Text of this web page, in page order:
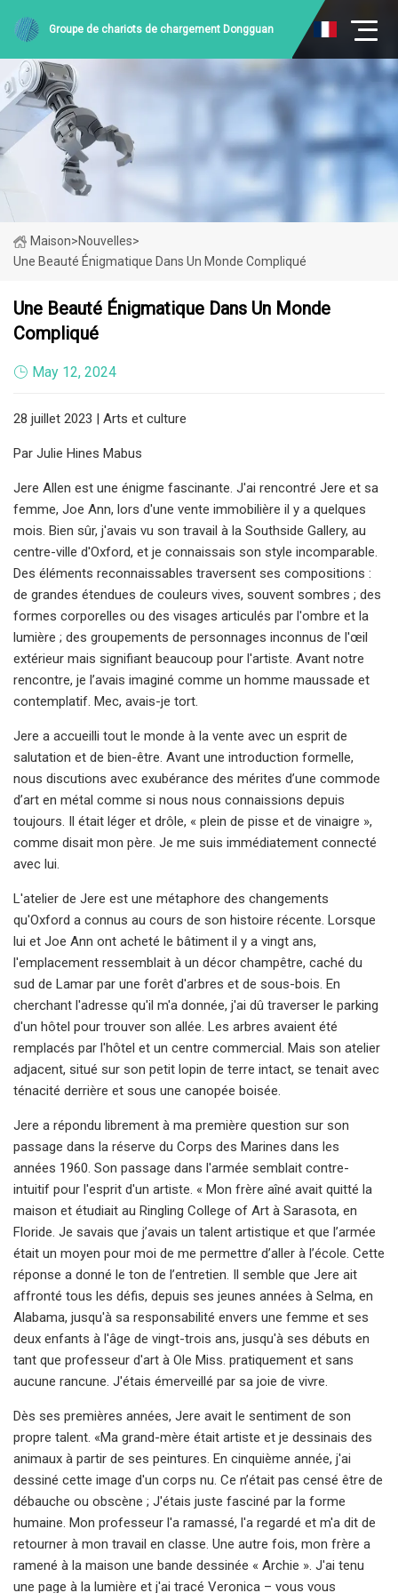
Groupe de chariots de chargement Dongguan
Maison>Nouvelles>
Une Beauté Énigmatique Dans Un Monde Compliqué
Une Beauté Énigmatique Dans Un Monde
Compliqué
May 12, 2024
28 juillet 2023 | Arts et culture
Par Julie Hines Mabus
Jere Allen est une énigme fascinante. J'ai rencontré Jere et sa
femme, Joe Ann, lors d'une vente immobilière il y a quelques
mois. Bien sûr, j'avais vu son travail à la Southside Gallery, au
centre-ville d'Oxford, et je connaissais son style incomparable.
Des éléments reconnaissables traversent ses compositions :
de grandes étendues de couleurs vives, souvent sombres ; des
formes corporelles ou des visages articulés par l'ombre et la
lumière ; des groupements de personnages inconnus de l'œil
extérieur mais signifiant beaucoup pour l'artiste. Avant notre
rencontre, je l’avais imaginé comme un homme maussade et
contemplatif. Mec, avais-je tort.
Jere a accueilli tout le monde à la vente avec un esprit de
salutation et de bien-être. Avant une introduction formelle,
nous discutions avec exubérance des mérites d’une commode
d’art en métal comme si nous nous connaissions depuis
toujours. Il était léger et drôle, « plein de pisse et de vinaigre »,
comme disait mon père. Je me suis immédiatement connecté
avec lui.
L'atelier de Jere est une métaphore des changements
qu'Oxford a connus au cours de son histoire récente. Lorsque
lui et Joe Ann ont acheté le bâtiment il y a vingt ans,
l'emplacement ressemblait à un décor champêtre, caché du
sud de Lamar par une forêt d'arbres et de sous-bois. En
cherchant l'adresse qu'il m'a donnée, j'ai dû traverser le parking
d'un hôtel pour trouver son allée. Les arbres avaient été
remplacés par l'hôtel et un centre commercial. Mais son atelier
adjacent, situé sur son petit lopin de terre intact, se tenait avec
ténacité derrière et sous une canopée boisée.
Jere a répondu librement à ma première question sur son
passage dans la réserve du Corps des Marines dans les
années 1960. Son passage dans l'armée semblait contre-
intuitif pour l'esprit d'un artiste. « Mon frère aîné avait quitté la
maison et étudiait au Ringling College of Art à Sarasota, en
Floride. Je savais que j’avais un talent artistique et que l’armée
était un moyen pour moi de me permettre d’aller à l’école. Cette
réponse a donné le ton de l’entretien. Il semble que Jere ait
affronté tous les défis, depuis ses jeunes années à Selma, en
Alabama, jusqu'à sa responsabilité envers une femme et ses
deux enfants à l'âge de vingt-trois ans, jusqu'à ses débuts en
tant que professeur d'art à Ole Miss. pratiquement et sans
aucune rancune. J'étais émerveillé par sa joie de vivre.
Dès ses premières années, Jere avait le sentiment de son
propre talent. «Ma grand-mère était artiste et je dessinais des
animaux à partir de ses peintures. En cinquième année, j'ai
dessiné cette image d'un corps nu. Ce n’était pas censé être de
débauche ou obscène ; J'étais juste fasciné par la forme
humaine. Mon professeur l'a ramassé, l'a regardé et m'a dit de
retourner à mon travail en classe. Une autre fois, mon frère a
ramené à la maison une bande dessinée « Archie ». J'ai tenu
une page à la lumière et j'ai tracé Veronica – vous vous